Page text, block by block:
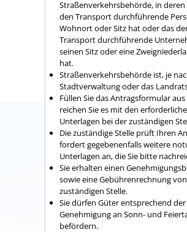
Straßenverkehrsbehörde, in deren
den Transport durchführende
Wohnort oder Sitz hat oder das
Transport durchführende
seinen Sitz oder eine
hat.
Straßenverkehrsbehörde ist, je
Stadtverwaltung oder das
Füllen Sie das Antragsformular
reichen Sie es mit den
Unterlagen bei der zuständigen
Die zuständige Stelle prüft Ihren
fordert gegebenenfalls weitere
Unterlagen an, die Sie bitte
Sie erhalten einen
sowie eine Gebührenrechnung
zuständigen Stelle.
Sie dürfen Güter entsprechend der
Genehmigung an Sonn- und
befördern.